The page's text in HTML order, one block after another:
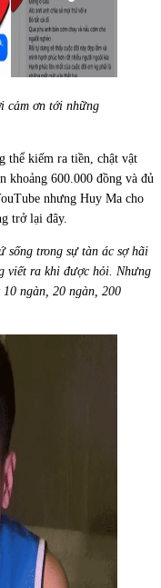
cảm ơn tới những
thể kiếm ra tiền, chật vật
khoảng 600.000 đồng và đủ
nhưng Huy Ma cho
trở lại đây.
sống trong sự tàn ác sợ hãi
viết ra khi được hỏi. Nhưng
ngàn, 20 ngàn, 200